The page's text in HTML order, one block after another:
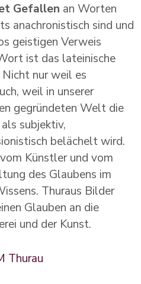
Gefallen an Worten
anachronistisch sind und
geistigen Verweis
ist das lateinische
Nicht nur weil es
weil in unserer
gegründeten Welt die
subjektiv,
belächelt wird.
Künstler und vom
des Glaubens im
Thuraus Bilder
Glauben an die
und der Kunst.
Thurau